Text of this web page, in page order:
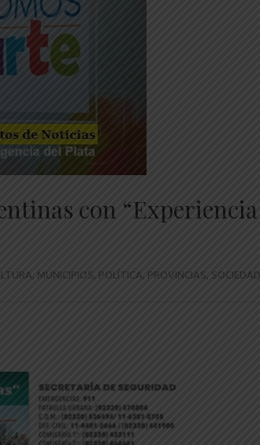
con “Experiencia
, MUNICIPIOS , POLÍTICA, PROVINCIAS, SOCIEDAD